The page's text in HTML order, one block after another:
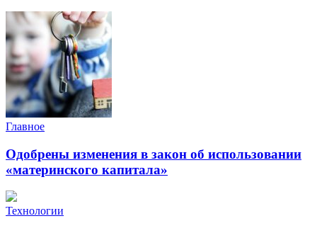
Главное
Одобрены изменения в закон об использовании
«материнского капитала»
Технологии